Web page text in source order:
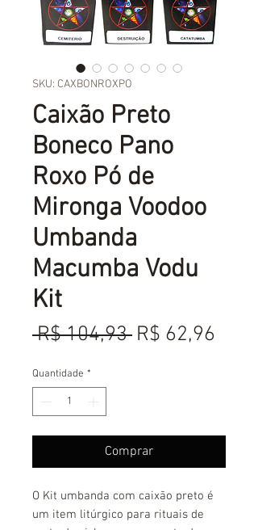
SKU: CAXBONROXPO
Caixão Preto
Boneco Pano
Roxo Pó de
Mironga Voodoo
Umbanda
Macumba Vodu
Kit
R$ 104,93 Preço
R$ 62,96
Quantidade *
Comprar
O Kit umbanda com caixão preto é
um item litúrgico para rituais de